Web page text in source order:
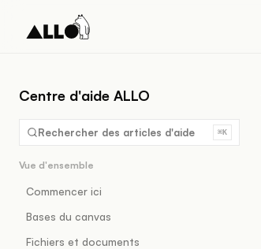
Centre d'aide ALLO
Rechercher des articles d'aide ⌘K
Vue d'ensemble
Commencer ici
Bases du canvas
Fichiers et documents